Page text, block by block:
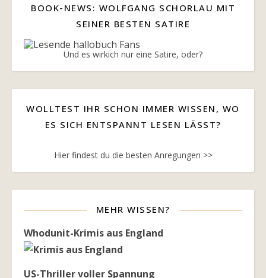
BOOK-NEWS: WOLFGANG SCHORLAU MIT
SEINER BESTEN SATIRE
Und es wirkich nur eine Satire, oder?
WOLLTEST IHR SCHON IMMER WISSEN, WO
ES SICH ENTSPANNT LESEN LÄSST?
Hier findest du die besten Anregungen >>
MEHR WISSEN?
Whodunit-Krimis aus England
US-Thriller voller Spannung